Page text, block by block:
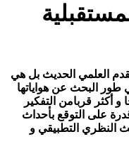
العلمي الحديث بل هي
طور البحث عن هواياتها
أكثر قربامن التفكير
على التوقع بأحداث
النظري التطبيقي و